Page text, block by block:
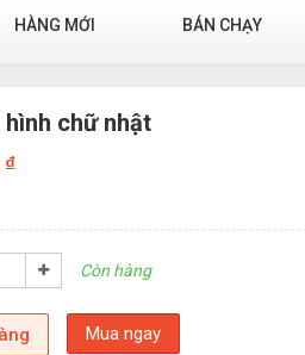
HÀNG MỚI BÁN CHẠY
chữ nhật
₫
Còn hàng
Mua ngay